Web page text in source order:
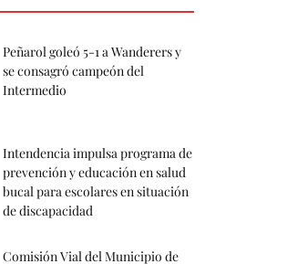
Peñarol goleó 5-1 a Wanderers y
se consagró campeón del
Intermedio
Intendencia impulsa programa de
prevención y educación en salud
bucal para escolares en situación
de discapacidad
Comisión Vial del Municipio de